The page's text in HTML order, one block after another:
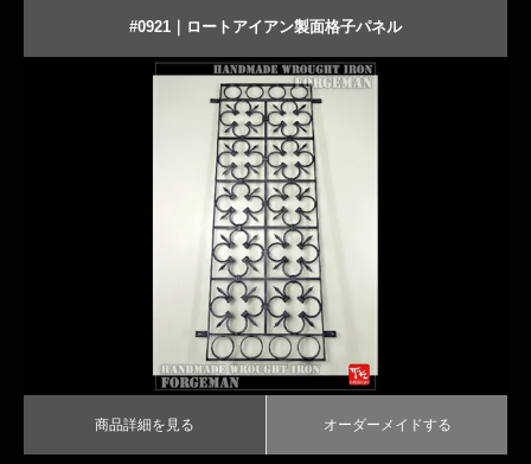
#0921｜ロートアイアン製面格子パネル
オーダーメイドする
商品詳細を見る オーダーメイドする